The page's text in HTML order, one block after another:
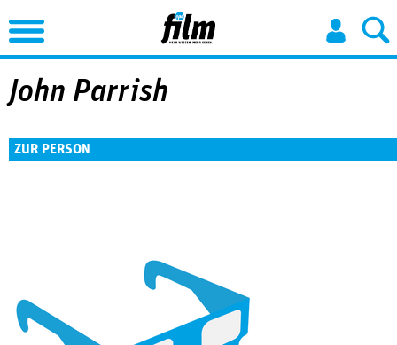
Jump to Navigation
John Parrish
ZUR PERSON